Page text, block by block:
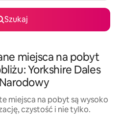
Szukaj
miejsca na pobyt
Yorkshire Dales
miejsca na pobyt są wysoko
czystość i nie tylko.